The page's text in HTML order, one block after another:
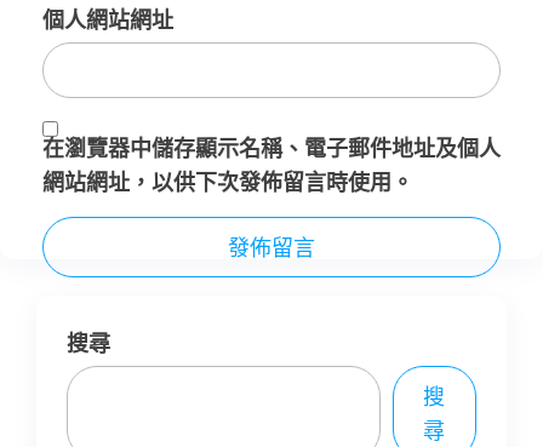
個人網站網址
在瀏覽器中儲存顯示名稱、電子郵件地址及個人
網站網址，以供下次發佈留言時使用。
搜尋
搜
尋